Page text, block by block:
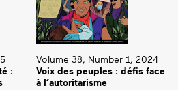
:
Volume 38, Number 1, 2024
Voix des peuples : défis face
à l’autoritarisme